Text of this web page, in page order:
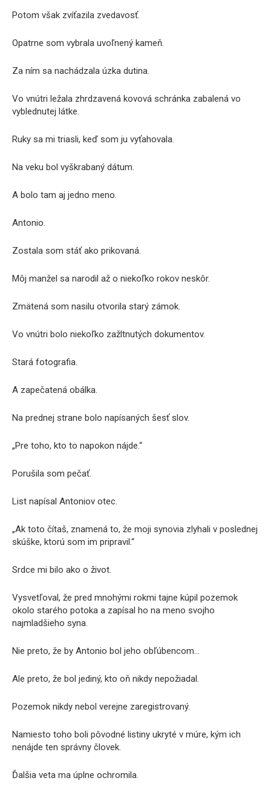
Potom však zvíťazila zvedavosť.
Opatrne som vybrala uvoľnený kameň.
Za ním sa nachádzala úzka dutina.
Vo vnútri ležala zhrdzavená kovová schránka zabalená vo
vyblednutej látke.
Ruky sa mi triasli, keď som ju vyťahovala.
Na veku bol vyškrabaný dátum.
A bolo tam aj jedno meno.
Antonio.
Zostala som stáť ako prikovaná.
Môj manžel sa narodil až o niekoľko rokov neskôr.
Zmätená som nasilu otvorila starý zámok.
Vo vnútri bolo niekoľko zažltnutých dokumentov.
Stará fotografia.
A zapečatená obálka.
Na prednej strane bolo napísaných šesť slov.
„Pre toho, kto to napokon nájde.“
Porušila som pečať.
List napísal Antoniov otec.
„Ak toto čítaš, znamená to, že moji synovia zlyhali v poslednej
skúške, ktorú som im pripravil.“
Srdce mi bilo ako o život.
Vysvetľoval, že pred mnohými rokmi tajne kúpil pozemok
okolo starého potoka a zapísal ho na meno svojho
najmladšieho syna.
Nie preto, že by Antonio bol jeho obľúbencom…
Ale preto, že bol jediný, kto oň nikdy nepožiadal.
Pozemok nikdy nebol verejne zaregistrovaný.
Namiesto toho boli pôvodné listiny ukryté v múre, kým ich
nenájde ten správny človek.
Ďalšia veta ma úplne ochromila.